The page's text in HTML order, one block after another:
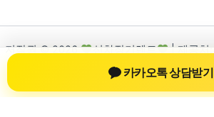
저작권 © 2026 신차장기렌트 | 제공처:
테마
카카오톡 상담받기